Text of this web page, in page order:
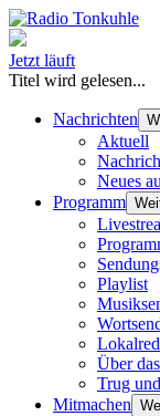
Jetzt läuft
Titel wird gelesen...
Nachrichten
Aktuell
Neues
Programm
Playlist
Über
Trug
Mitmachen